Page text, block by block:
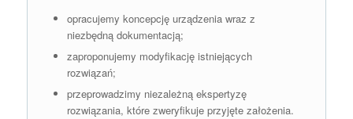
opracujemy koncepcję urządzenia wraz z
niezbędną dokumentacją;
zaproponujemy modyfikację istniejących
rozwiązań;
przeprowadzimy niezależną ekspertyzę
rozwiązania, które zweryfikuje przyjęte założenia.